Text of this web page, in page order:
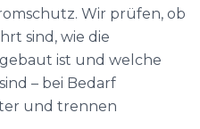
Wir prüfen, ob
sind, wie die
ist und welche
– bei Bedarf
und trennen